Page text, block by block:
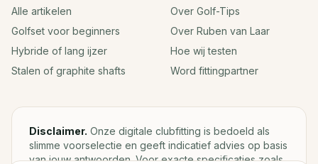
Alle artikelen
Golfset voor beginners
Hybride of lang ijzer
Stalen of graphite shafts
Over Golf-Tips
Over Ruben van Laar
Hoe wij testen
Word fittingpartner
Disclaimer. Onze digitale clubfitting is bedoeld als
slimme voorselectie en geeft indicatief advies op basis
van jouw antwoorden. Voor exacte specificaties zoals